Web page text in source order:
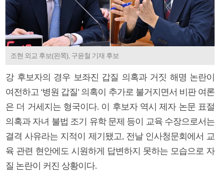
조현 외교 후보(왼쪽), 구윤철 기재 후보
강 후보자의 경우 보좌진 갑질 의혹과 거짓 해명 논란이
여전하고 ‘병원 갑질’ 의혹이 추가로 불거지면서 비판 여론
은 더 거세지는 형국이다. 이 후보자 역시 제자 논문 표절
의혹과 자녀 불법 조기 유학 문제 등이 교육 수장으로서는
결격 사유라는 지적이 제기됐고, 전날 인사청문회에서 교
육 관련 현안에도 시원하게 답변하지 못하는 모습으로 자
질 논란이 커진 상황이다.